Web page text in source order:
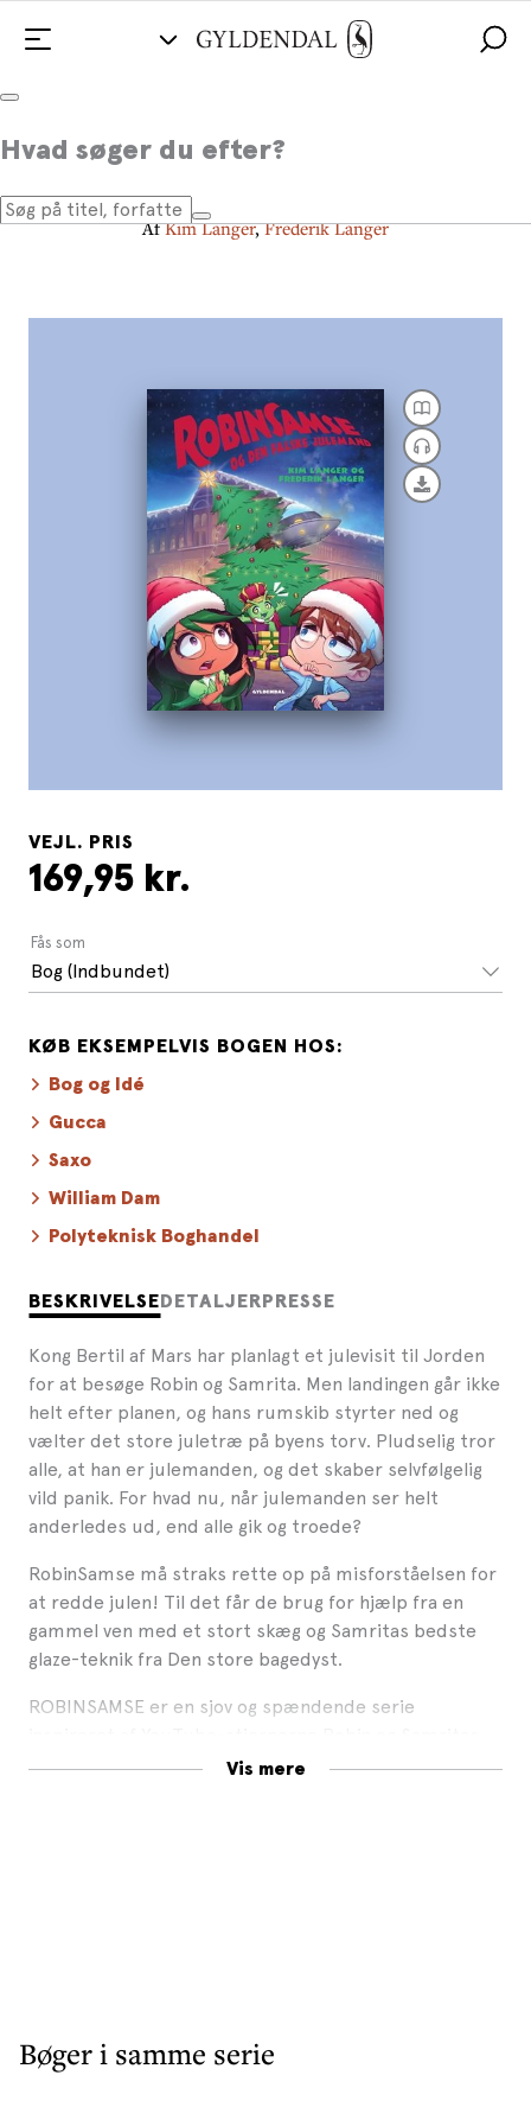
Hvad søger du efter?
RobinSamse 12 - RobinSamse og
den falske julemand
AfKim Langer,Frederik Langer
BESKRIVELSE DETALJER PRESSE
Kong Bertil af Mars har planlagt et julevisit til Jorden
for at besøge Robin og Samrita. Men landingen går ikke
helt efter planen, og hans rumskib styrter ned og
vælter det store juletræ på byens torv. Pludselig tror
alle, at han er julemanden, og det skaber selvfølgelig
vild panik. For hvad nu, når julemanden ser helt
anderledes ud, end alle gik og troede?
RobinSamse må straks rette op på misforståelsen for
at redde julen! Til det får de brug for hjælp fra en
gammel ven med et stort skæg og Samritas bedste
glaze-teknik fra Den store bagedyst.
ROBINSAMSE er en sjov og spændende serie
fantastiske univers.
Vis mere
VEJL. PRIS
169,95 kr.
Fås som
Bog (Indbundet)
KØB EKSEMPELVIS BOGEN HOS:
Bog og Idé
Gucca
Saxo
William Dam
Polyteknisk Boghandel
Bøger i samme serie